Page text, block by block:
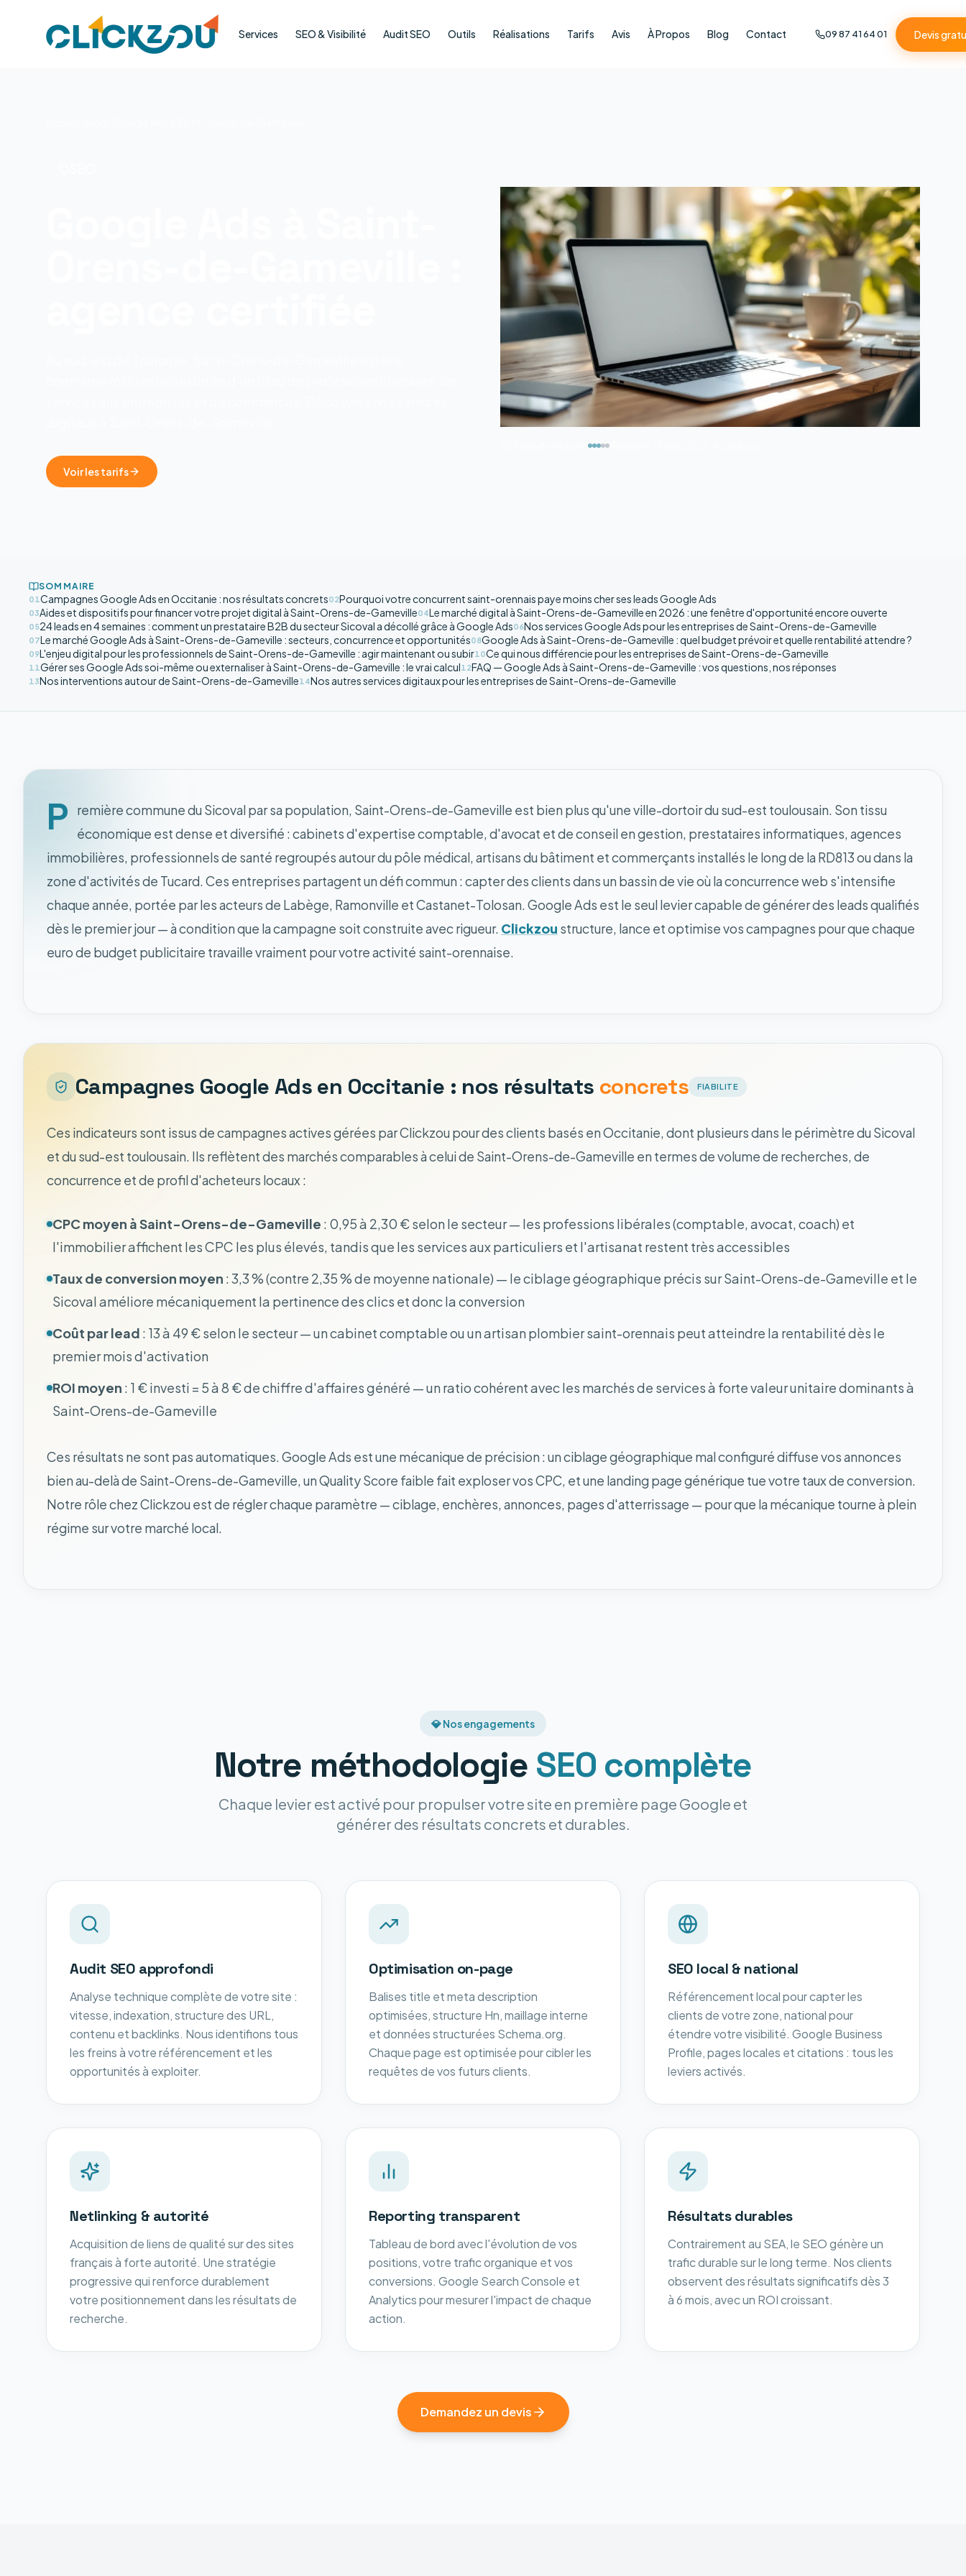
Services SEO & Visibilité Audit SEO Outils Réalisations Tarifs Avis À Propos Blog Contact 09 87 41 64 01 Devis
Voir les tarifs
SOMMAIRE
01 Campagnes Google Ads en Occitanie : nos résultats concrets02Pourquoi votre concurrent saint-orennais paye moins cher ses leads Google Ads
03Aides et dispositifs pour financer votre projet digital à Saint-Orens-de-Gameville04Le marché digital à Saint-Orens-de-Gameville en 2026 : une fenêtre d'opportunité encore ouverte
0524 leads en 4 semaines : comment un prestataire B2B du secteur Sicoval a décollé grâce à Google Ads06Nos services Google Ads pour les entreprises de Saint-Orens-de-Gameville
07Le marché Google Ads à Saint-Orens-de-Gameville : secteurs, concurrence et opportunités08Google Ads à Saint-Orens-de-Gameville : quel budget prévoir et quelle rentabilité attendre ?
09L'enjeu digital pour les professionnels de Saint-Orens-de-Gameville : agir maintenant ou subir10Ce qui nous différencie pour les entreprises de Saint-Orens-de-Gameville
11 Gérer ses Google Ads soi-même ou externaliser à Saint-Orens-de-Gameville : le vrai calcul12FAQ — Google Ads à Saint-Orens-de-Gameville : vos questions, nos réponses
13Nos interventions autour de Saint-Orens-de-Gameville14Nos autres services digitaux pour les entreprises de Saint-Orens-de-Gameville
P
remière commune du Sicoval par sa population, Saint-Orens-de-Gameville est bien plus qu'une ville-dortoir du sud-est toulousain. Son tissu
économique est dense et diversifié : cabinets d'expertise comptable, d'avocat et de conseil en gestion, prestataires informatiques, agences
immobilières, professionnels de santé regroupés autour du pôle médical, artisans du bâtiment et commerçants installés le long de la RD813 ou dans la
zone d'activités de Tucard. Ces entreprises partagent un défi commun : capter des clients dans un bassin de vie où la concurrence web s'intensifie
chaque année, portée par les acteurs de Labège, Ramonville et Castanet-Tolosan. Google Ads est le seul levier capable de générer des leads qualifiés
dès le premier jour — à condition que la campagne soit construite avec rigueur. Clickzou structure, lance et optimise vos campagnes pour que chaque
euro de budget publicitaire travaille vraiment pour votre activité saint-orennaise.
Campagnes Google Ads en Occitanie : nos résultats concrets FIABILITE
Ces indicateurs sont issus de campagnes actives gérées par Clickzou pour des clients basés en Occitanie, dont plusieurs dans le périmètre du Sicoval
et du sud-est toulousain. Ils reflètent des marchés comparables à celui de Saint-Orens-de-Gameville en termes de volume de recherches, de
concurrence et de profil d'acheteurs locaux :
CPC moyen à Saint-Orens-de-Gameville : 0,95 à 2,30 € selon le secteur — les professions libérales (comptable, avocat, coach) et
l'immobilier affichent les CPC les plus élevés, tandis que les services aux particuliers et l'artisanat restent très accessibles
Taux de conversion moyen : 3,3 % (contre 2,35 % de moyenne nationale) — le ciblage géographique précis sur Saint-Orens-de-Gameville et le
Sicoval améliore mécaniquement la pertinence des clics et donc la conversion
Coût par lead : 13 à 49 € selon le secteur — un cabinet comptable ou un artisan plombier saint-orennais peut atteindre la rentabilité dès le
premier mois d'activation
ROI moyen : 1 € investi = 5 à 8 € de chiffre d'affaires généré — un ratio cohérent avec les marchés de services à forte valeur unitaire dominants à
Saint-Orens-de-Gameville
Ces résultats ne sont pas automatiques. Google Ads est une mécanique de précision : un ciblage géographique mal configuré diffuse vos annonces
bien au-delà de Saint-Orens-de-Gameville, un Quality Score faible fait exploser vos CPC, et une landing page générique tue votre taux de conversion.
Notre rôle chez Clickzou est de régler chaque paramètre — ciblage, enchères, annonces, pages d'atterrissage — pour que la mécanique tourne à plein
régime sur votre marché local.
💎 Nos engagements
Notre méthodologie SEO complète
Chaque levier est activé pour propulser votre site en première page Google et
générer des résultats concrets et durables.
Audit SEO approfondi
Analyse technique complète de votre site :
vitesse, indexation, structure des URL,
contenu et backlinks. Nous identifions tous
les freins à votre référencement et les
opportunités à exploiter.
Optimisation on-page
Balises title et meta description
optimisées, structure Hn, maillage interne
et données structurées Schema.org.
Chaque page est optimisée pour cibler les
requêtes de vos futurs clients.
SEO local & national
Référencement local pour capter les
clients de votre zone, national pour
étendre votre visibilité. Google Business
Profile, pages locales et citations : tous les
leviers activés.
Netlinking & autorité
Acquisition de liens de qualité sur des sites
français à forte autorité. Une stratégie
progressive qui renforce durablement
votre positionnement dans les résultats de
recherche.
Reporting transparent
Tableau de bord avec l'évolution de vos
positions, votre trafic organique et vos
conversions. Google Search Console et
Analytics pour mesurer l'impact de chaque
action.
Résultats durables
Contrairement au SEA, le SEO génère un
trafic durable sur le long terme. Nos clients
observent des résultats significatifs dès 3
à 6 mois, avec un ROI croissant.
Demandez un devis